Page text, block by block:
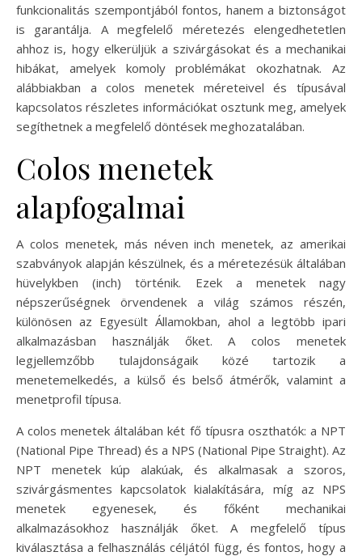
funkcionalitás szempontjából fontos, hanem a biztonságot
is garantálja. A megfelelő méretezés elengedhetetlen
ahhoz is, hogy elkerüljük a szivárgásokat és a mechanikai
hibákat, amelyek komoly problémákat okozhatnak. Az
alábbiakban a colos menetek méreteivel és típusával
kapcsolatos részletes információkat osztunk meg, amelyek
segíthetnek a megfelelő döntések meghozatalában.
Colos menetek
alapfogalmai
A colos menetek, más néven inch menetek, az amerikai
szabványok alapján készülnek, és a méretezésük általában
hüvelykben (inch) történik. Ezek a menetek nagy
népszerűségnek örvendenek a világ számos részén,
különösen az Egyesült Államokban, ahol a legtöbb ipari
alkalmazásban használják őket. A colos menetek
legjellemzőbb tulajdonságaik közé tartozik a
menetemelkedés, a külső és belső átmérők, valamint a
menetprofil típusa.
A colos menetek általában két fő típusra oszthatók: a NPT
(National Pipe Thread) és a NPS (National Pipe Straight). Az
NPT menetek kúp alakúak, és alkalmasak a szoros,
szivárgásmentes kapcsolatok kialakítására, míg az NPS
menetek egyenesek, és főként mechanikai
alkalmazásokhoz használják őket. A megfelelő típus
kiválasztása a felhasználás céljától függ, és fontos, hogy a